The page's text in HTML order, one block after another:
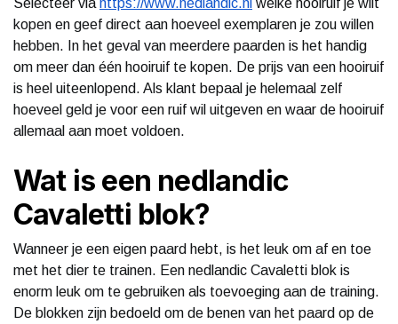
kopen en geef direct aan hoeveel exemplaren je zou willen
hebben. In het geval van meerdere paarden is het handig
om meer dan één hooiruif te kopen. De prijs van een hooiruif
is heel uiteenlopend. Als klant bepaal je helemaal zelf
hoeveel geld je voor een ruif wil uitgeven en waar de hooiruif
allemaal aan moet voldoen.
Wat is een nedlandic
Cavaletti blok?
Wanneer je een eigen paard hebt, is het leuk om af en toe
met het dier te trainen. Een nedlandic Cavaletti blok is
enorm leuk om te gebruiken als toevoeging aan de training.
De blokken zijn bedoeld om de benen van het paard op de